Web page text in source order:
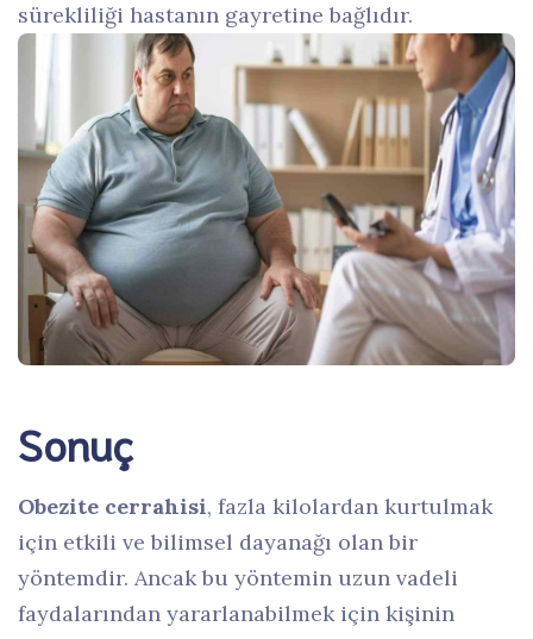
sürekliliği hastanın gayretine bağlıdır.
Sonuç
Obezite cerrahisi, fazla kilolardan kurtulmak
için etkili ve bilimsel dayanağı olan bir
yöntemdir. Ancak bu yöntemin uzun vadeli
faydalarından yararlanabilmek için kişinin